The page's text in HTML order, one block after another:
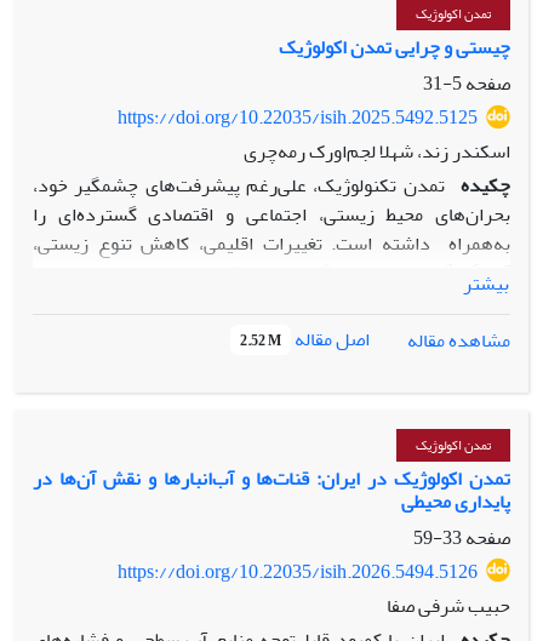
تمدن اکولوژیک
چیستی و چرایی تمدن اکولوژیک
صفحه5-31
https://doi.org/10.22035/isih.2025.5492.5125
اسکندر زند، شهلا لجم‌اورک رمه‌چری
چکیده تمدن تکنولوژیک، علی‌رغم پیشرفت‌های چشمگیر خود،
بحران‌های محیط زیستی، اجتماعی و اقتصادی گسترده‌ای را
به‌همراه داشته است. تغییرات اقلیمی، کاهش تنوع زیستی،
آلودگی گسترده و وابستگی به منابع فسیلی، پایداری سیاره را به
خطر انداخته و ناکارآمدی این تمدن در تأمین نیازهای پایدار بشری
را آشکار کرده است. در واکنش به این چالش‌ها، تمدن اکولوژیک
به‌عنوان جایگزینی ضروری مطرح می‌شود که بر اصولی همچون
پایداری ‌محیط زیست، عدالت اجتماعی، اقتصاد چرخشی و
مسئولانه منابع، بهره‌گیری از تکنولوژی‌های پایدار، کاهش
مصرف‌گرایی و توسعه سیاست‌های حمایتی تأکید دارد. گذار به
تمدن اکولوژیک علاوه بر درک درست و جامع ماهیت این مفهوم،
نیازمند تغییرات اساسی در الگوهای تولید و مصرف،
سیاست‌گذاری‌های محیط زیستی و آموزش عمومی است. اصلاح
نظام اقتصادی، جایگزینی سوخت‌های فسیلی با انرژی‌های
تجدیدپذیر، حمایت از کشاورزی پایدار و توسعه شهرهای
بیشتر
مشاهده مقاله
اصل مقاله 2.52 M
تمدن اکولوژیک
تمدن اکولوژیک در ایران: قنات‌ها و آب‌انبارها و نقش آن‌ها در
پایداری محیطی
صفحه33-59
https://doi.org/10.22035/isih.2026.5494.5126
حبیب شرفی صفا